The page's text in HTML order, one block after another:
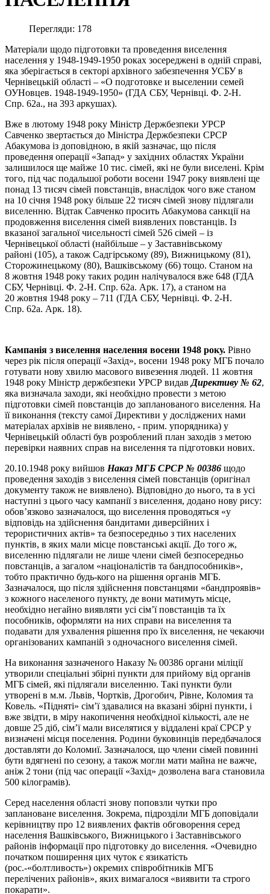
Перегляди: 178
Матеріали щодо підготовки та проведення виселення
населення у 1948-1949-1950 роках зосереджені в одній справі,
яка зберігається в секторі архівного забезпечення УСБУ в
Чернівецькій області – «О подготовке и выселении семей
ОУНовцев. 1948-1949-1950» (ГДА СБУ, Чернівці. Ф. 2-Н.
Спр. 62а., на 393 аркушах).
Вже в лютому 1948 року Міністр Держбезпеки УРСР
Савченко звертається до Міністра Держбезпеки СРСР
Абакумова із доповідною, в якій зазначає, що після
проведення операції «Запад» у західних областях України
залишилося ще майже 10 тис. сімей, які не були виселені. Крім
того, під час подальшої роботи восени 1947 року виявлені ще
понад 13 тисяч сімей повстанців, внаслідок чого вже станом
на 10 січня 1948 року більше 22 тисяч сімей знову підлягали
виселенню. Відтак Савченко просить Абакумова санкції на
продовження виселення сімей виявлених повстанців. Із
вказаної загальної чисельності сімей 526 сімей – із
Чернівецької області (найбільше – у Заставнівському
районі (105), а також Садгірському (89), Вижницькому (81),
Сторожинецькому (80), Вашківському (66) тощо. Станом на
8 жовтня 1948 року таких родин налічувалося вже 648 (ГДА
СБУ, Чернівці. Ф. 2-Н. Спр. 62а. Арк. 17), а станом на
20 жовтня 1948 року – 711 (ГДА СБУ, Чернівці. Ф. 2-Н.
Спр. 62а. Арк. 18).
Кампанія з виселення населення восени 1948 року. Рівно
через рік після операції «Захід», восени 1948 року МГБ почало
готувати нову хвилю масового вивезення людей. 11 жовтня
1948 року Міністр держбезпеки УРСР видав Директиву № 62,
яка визначала заходи, які необхідно провести з метою
підготовки сімей повстанців до запланованого виселення. На
її виконання (тексту самої Директиви у досліджених нами
матеріалах архівів не виявлено, - прим. упорядника) у
Чернівецькій області був розроблений план заходів з метою
перевірки наявних справ на виселення та підготовки нових.
20.10.1948 року вийшов Наказ МГБ СРСР № 00386 щодо
проведення заходів з виселення сімей повстанців (оригінал
документу також не виявлено). Відповідно до нього, та в усі
наступні з цього часу кампанії з виселення, додано нову рису:
обов’язково зазначалося, що виселення проводяться «у
відповідь на здійснення бандитами диверсійних і
терористичних актів» та безпосередньо з тих населених
пунктів, в яких мали місце повстанські акції. До того ж,
виселенню підлягали не лише члени сімей безпосередньо
повстанців, а загалом «націоналістів та бандпособників»,
тобто практично будь-кого на рішення органів МГБ.
Зазначалося, що після здійснення повстанцями «бандпроявів»
з кожного населеного пункту, де вони матимуть місце,
необхідно негайно виявляти усі сім’ї повстанців та їх
пособників, оформляти на них справи на виселення та
подавати для ухвалення рішення про їх виселення, не чекаючи
організованих кампаній з одночасного виселення сімей.
На виконання зазначеного Наказу № 00386 органи міліції
утворили спеціальні збірні пункти для прийому від органів
МГБ сімей, які підлягали виселенню. Такі пункти були
утворені в м.м. Львів, Чортків, Дрогобич, Рівне, Коломия та
Ковель. «Підняті» сім’ї здавалися на вказані збірні пункти, і
вже звідти, в міру накопичення необхідної кількості, але не
довше 25 діб, сім’ї мали виселятися у віддалені краї СРСР у
визначені місця поселення. Родини буковинців передбачалося
доставляти до Коломиї. Зазначалося, що члени сімей повинні
бути вдягнені по сезону, а також могли мати майна не важче,
аніж 2 тони (під час операції «Захід» дозволена вага становила
500 кілограмів).
Серед населення області знову поповзли чутки про
заплановане виселення. Зокрема, підрозділи МГБ доповідали
керівництву про 12 виявлених фактів обговорення серед
населення Вашківського, Вижницького і Заставнівського
районів інформації про підготовку до виселення. «Очевидно
початком поширення цих чуток є язикатість
(рос.-«болтливость») окремих співробітників МГБ
перелічених районів», яких вимагалося «виявити та строго
покарати».